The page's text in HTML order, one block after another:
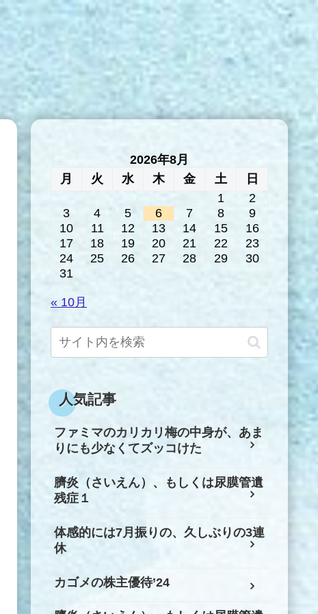
2026年8月
月
火 水 木 金 土
日
1
2
3
4 5 6 7 8
9
10
11 12 13 14 15
16
17
18 19 20 21 22
23
24
25 26 27 28 29
30
31
« 10月
人気記事
ファミマのカリカリ梅の中身が、あま
りにも少なくてズッコけた
臍炎（さいえん）、もしくは尿膜管遺
残症１
体感的には7月振りの、久しぶりの3連
休
カゴメの株主優待’24